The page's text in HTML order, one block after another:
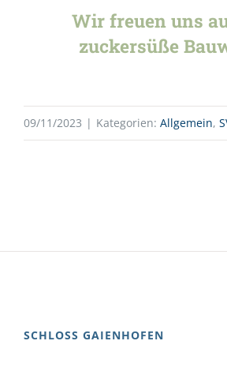
Wir freuen uns
zuckersüße
09/11/2023 | Kategorien: Allgemein,
SCHLOSS GAIENHOFEN